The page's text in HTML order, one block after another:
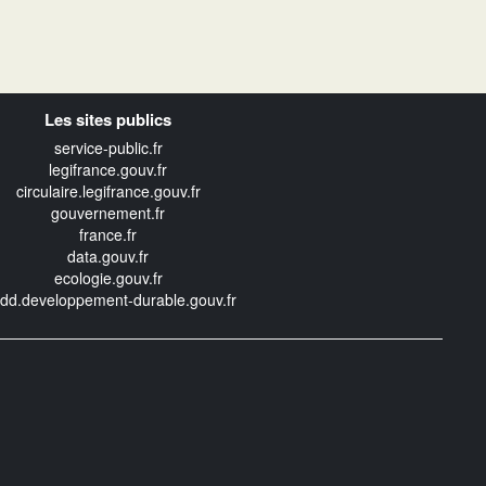
Les sites publics
service-public.fr
legifrance.gouv.fr
circulaire.legifrance.gouv.fr
gouvernement.fr
france.fr
data.gouv.fr
ecologie.gouv.fr
durable.gouv.fr